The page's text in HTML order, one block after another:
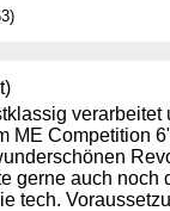
verarbeitet
ME Competition
gerne auch noch
tech.